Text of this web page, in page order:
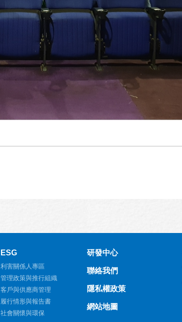
ESG
利害關係人專區
管理政策與推行組織
客戶與供應商管理
履行情形與報告書
社會關懷與環保
研發中心
聯絡我們
隱私權政策
網站地圖